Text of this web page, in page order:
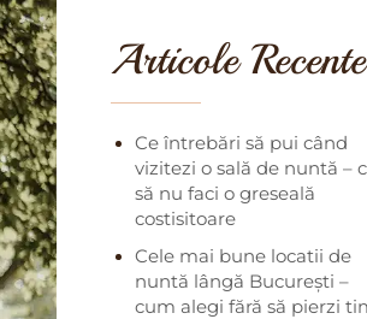
Articole Recente
Ce întrebări să pui când
vizitezi o sală de nuntă –
să nu faci o greseală
costisitoare
Cele mai bune locatii de
nuntă lângă București –
cum alegi fără să pierzi